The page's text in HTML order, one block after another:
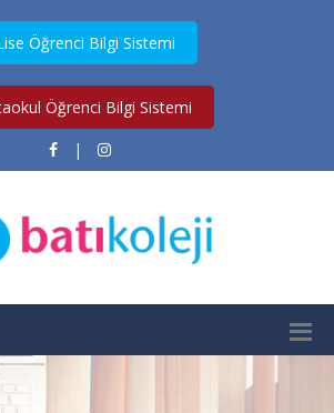
Öğrenci Bilgi Sistemi
Öğrenci Bilgi Sistemi
|